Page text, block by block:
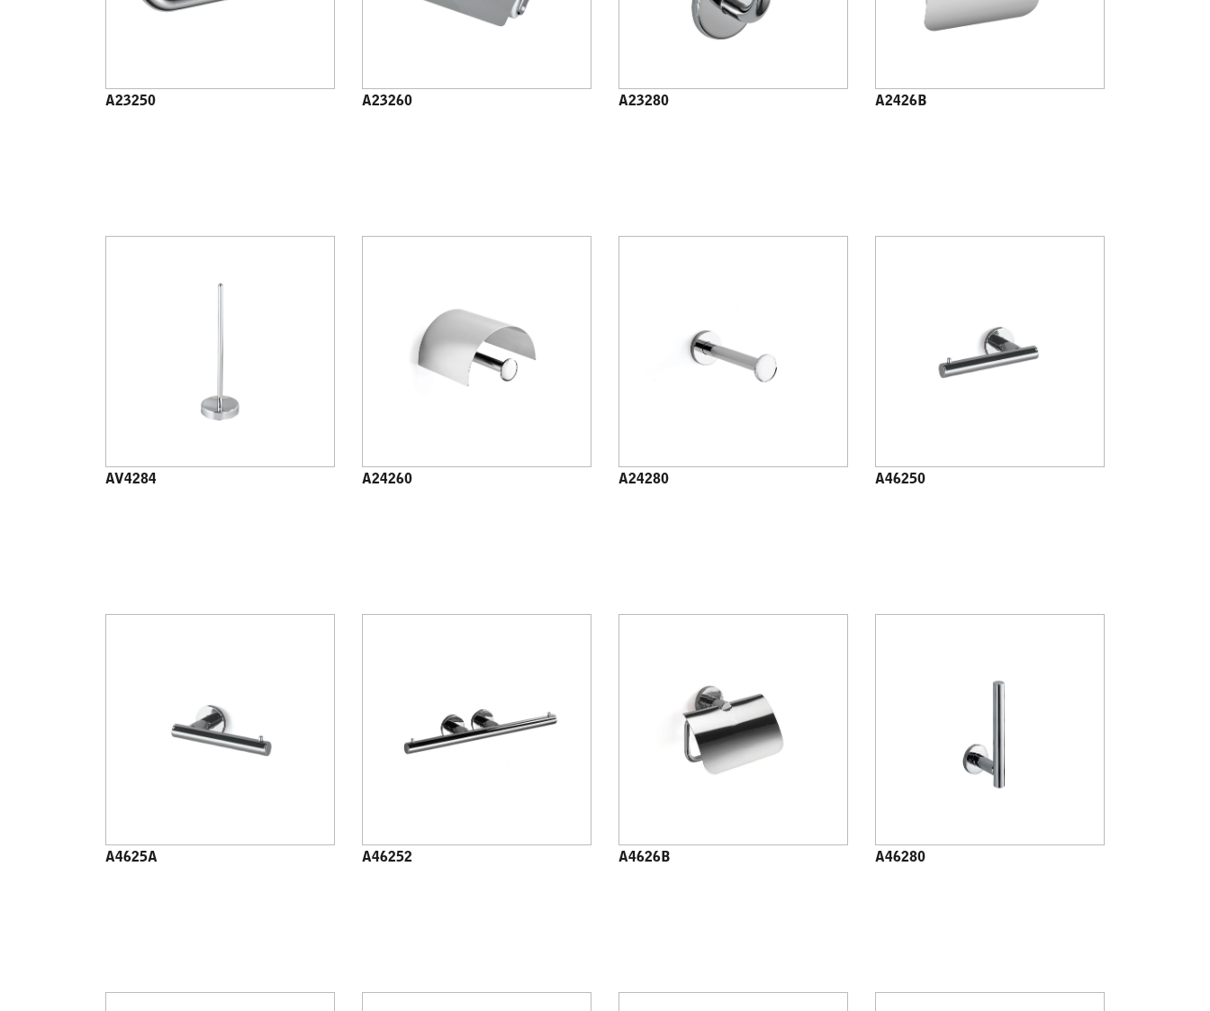
A23250 A23260 A23280 A2426B
AV4284 A24260 A24280 A46250
A4625A A46252 A4626B A46280